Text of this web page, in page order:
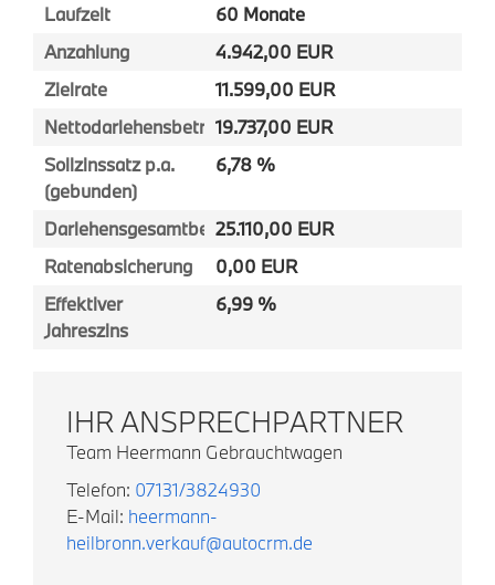
Laufzeit
60 Monate
Anzahlung
4.942,00 EUR
Zielrate
11.599,00 EUR
Nettodarlehensbetrag19.737,00 EUR
Sollzinssatz p.a.
(gebunden)
6,78 %
Darlehensgesamtbetrag25.110,00 EUR
Ratenabsicherung
0,00 EUR
Effektiver
Jahreszins
6,99 %
IHR ANSPRECHPARTNER
Team Heermann Gebrauchtwagen
Telefon: 07131/3824930
E-Mail: heermann-
heilbronn.verkauf@autocrm.de